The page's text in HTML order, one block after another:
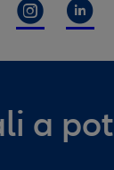
a